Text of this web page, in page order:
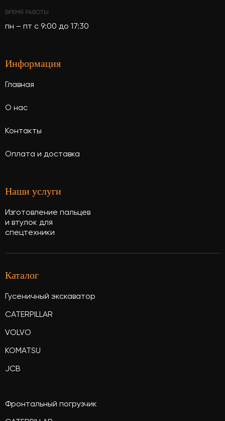
ВРЕМЯ РАБОТЫ
пн – пт с 9:00 до 17:30
Наши услуги
Изготовление пальцев
и втулок для
спецтехники
Информация
Главная
О нас
Контакты
Оплата и доставка
Каталог
Гусеничный экскаватор
CATERPILLAR
VOLVO
KOMATSU
JCB
Фронтальный погрузчик